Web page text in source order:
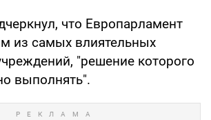
что Европарламент
из самых влиятельных
"решение которого
выполнять".